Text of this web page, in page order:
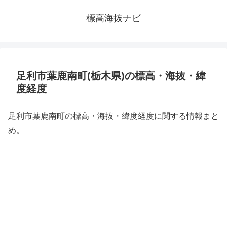
標高海抜ナビ
足利市葉鹿南町(栃木県)の標高・海抜・緯
度経度
足利市葉鹿南町の標高・海抜・緯度経度に関する情報まと
め。